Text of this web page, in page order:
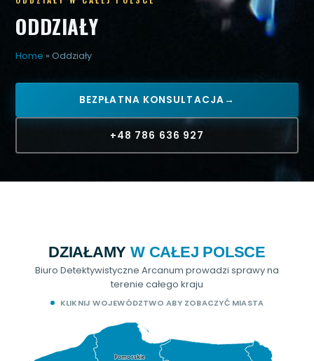
ODDZIAŁY
Home »Oddziały
BEZPŁATNA KONSULTACJA→
+48 786 636 927
DZIAŁAMYW CAŁEJ POLSCE
Biuro Detektywistyczne Arcanum prowadzi sprawy na
terenie całego kraju
KLIKNIJ WOJEWÓDZTWO ABY ZOBACZYĆ MIASTA
Pomorskie